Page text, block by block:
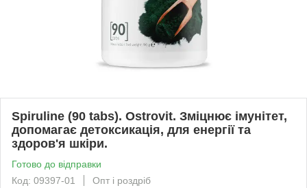
Spiruline (90 tabs). Ostrovit. Зміцнює імунітет,
допомагає детоксикація, для енергії та
здоров'я шкіри.
Готово до відправки
Код: 09397-01
Опт і роздріб